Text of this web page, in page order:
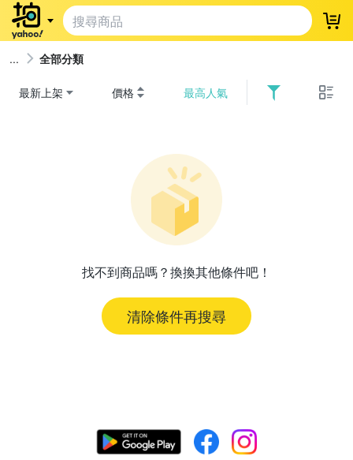
登
全部分類
最新上架 價格 最高人氣
找不到商品嗎？換換其他條件吧！
清除條件再搜尋